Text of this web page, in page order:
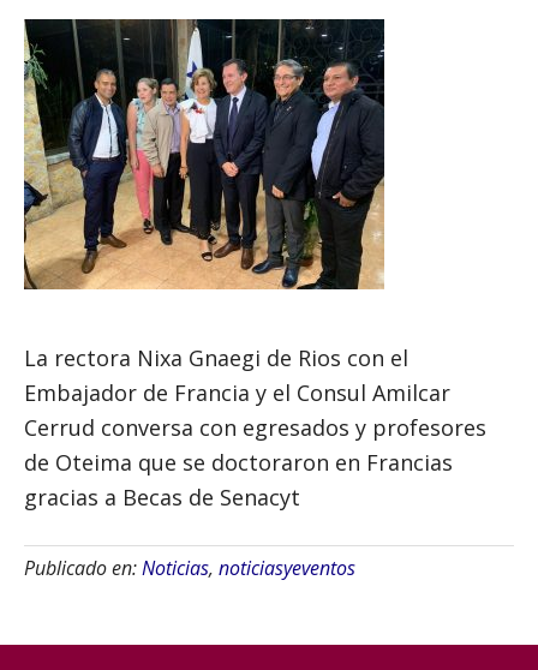
La rectora Nixa Gnaegi de Rios con el
Embajador de Francia y el Consul Amilcar
Cerrud conversa con egresados y profesores
de Oteima que se doctoraron en Francias
gracias a Becas de Senacyt
Publicado en:Noticias, noticiasyeventos